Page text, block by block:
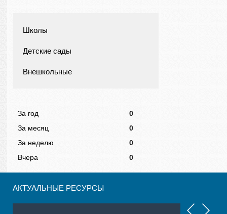
Школы
Детские сады
Внешкольные
За год
0
За месяц
0
За неделю
0
Вчера
0
АКТУАЛЬНЫЕ РЕСУРСЫ